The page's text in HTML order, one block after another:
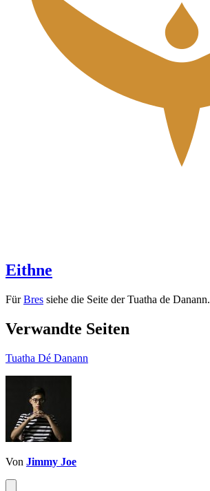
Eithne
FürBres siehe die Seite der Tuatha de Danann.
Verwandte Seiten
Tuatha Dé Danann
Von Jimmy Joe